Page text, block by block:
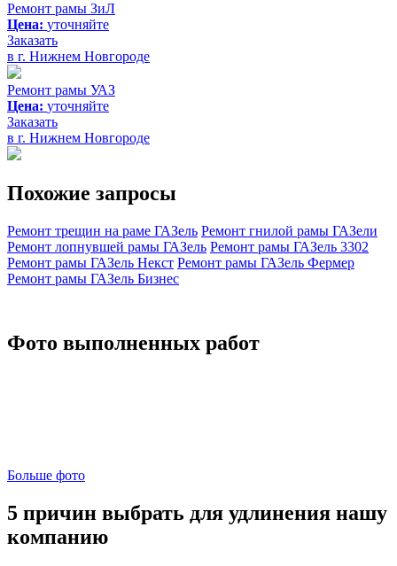
Ремонт рамы ЗиЛ
Цена: уточняйте
Заказать
в г. Нижнем Новгороде
Ремонт рамы УАЗ
Цена: уточняйте
Заказать
в г. Нижнем Новгороде
Похожие запросы
Ремонт трещин на раме ГАЗель Ремонт гнилой рамы ГАЗели
Ремонт лопнувшей рамы ГАЗель Ремонт рамы ГАЗель 3302
Ремонт рамы ГАЗель Некст Ремонт рамы ГАЗель Фермер
Ремонт рамы ГАЗель Бизнес
Фото выполненных работ
Больше фото
5 причин выбрать для удлинения нашу
компанию